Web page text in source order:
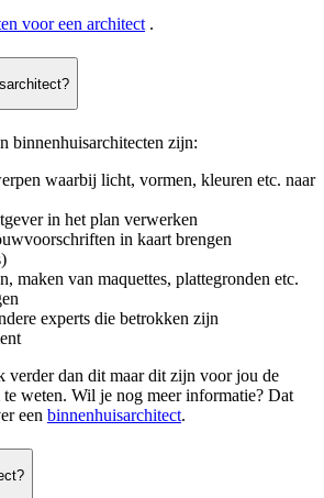
voor een architect .
binnenhuisarchitecten zijn:
waarbij licht, vormen, kleuren etc. naar
in het plan verwerken
in kaart brengen
maken van maquettes, plattegronden etc.
experts die betrokken zijn
verder dan dit maar dit zijn voor jou de
weten. Wil je nog meer informatie? Dat
een binnenhuisarchitect.